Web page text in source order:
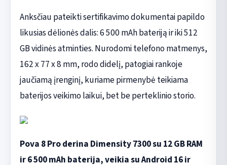
Anksčiau pateikti sertifikavimo dokumentai papildo
likusias dėlionės dalis: 6 500 mAh bateriją ir iki 512
GB vidinės atminties. Nurodomi telefono matmenys,
162 x 77 x 8 mm, rodo didelį, patogiai rankoje
jaučiamą įrenginį, kuriame pirmenybė teikiama
baterijos veikimo laikui, bet be perteklinio storio.
Pova 8 Pro derina Dimensity 7300 su 12 GB RAM
ir 6 500 mAh baterija, veikia su Android 16 ir